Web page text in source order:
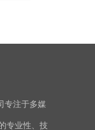
专注于多媒
专业性、技